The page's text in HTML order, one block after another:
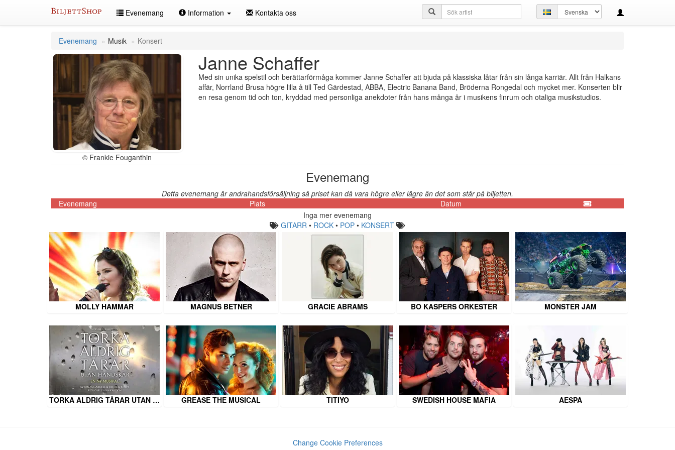
Evenemang Information Kontakta oss
Ställ
in
språk
Sökfråga
Evenemang Musik Konsert
© Frankie Fouganthin
Janne Schaffer
Med sin unika spelstil och berättarförmåga kommer Janne Schaffer att bjuda på klassiska låtar från sin långa karriär. Allt från Halkans
affär, Norrland Brusa högre lilla å till Ted Gärdestad, ABBA, Electric Banana Band, Bröderna Rongedal och mycket mer. Konserten blir
en resa genom tid och ton, kryddad med personliga anekdoter från hans många år i musikens finrum och otaliga musikstudios.
Evenemang
Detta evenemang är andrahandsförsäljning så priset kan då vara högre eller lägre än det som står på biljetten.
Evenemang
Plats
Datum
Inga mer evenemang
GITARR • ROCK • POP • KONSERT
MOLLY HAMMAR MAGNUS BETNER GRACIE ABRAMS BO KASPERS ORKESTER MONSTER JAM
TORKA ALDRIG TÅRAR UTAN … GREASE THE MUSICAL TITIYO SWEDISH HOUSE MAFIA AESPA
Change Cookie Preferences